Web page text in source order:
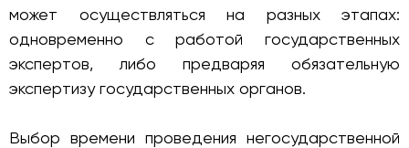
может осуществляться на разных этапах:
одновременно с работой государственных
экспертов, либо предваряя обязательную
экспертизу государственных органов.
Выбор времени проведения негосударственной